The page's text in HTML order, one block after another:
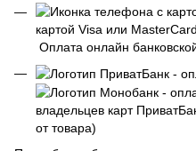
Оплата онлайн
владельцев карт
от товара)